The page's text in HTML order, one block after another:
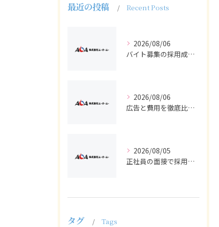
最近の投稿 Recent Posts
2026/08/06
バイト募集の採用成功へ求人広告で知っておきたい正社員との違いと選び方
2026/08/06
広告と費用を徹底比較し求人や採用でバイトと正社員の効果的集客を実現する方法
2026/08/05
正社員の面接で採用に近づく求人広告とバイト経験の活かし方を徹底解説
タグ Tags